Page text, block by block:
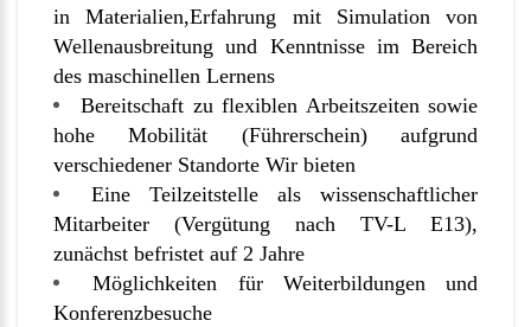
in Materialien,Erfahrung mit Simulation von
Wellenausbreitung und Kenntnisse im Bereich
des maschinellen Lernens
Bereitschaft zu flexiblen Arbeitszeiten sowie
hohe Mobilität (Führerschein) aufgrund
verschiedener Standorte Wir bieten
Eine Teilzeitstelle als wissenschaftlicher
Mitarbeiter (Vergütung nach TV-L E13),
zunächst befristet auf 2 Jahre
Möglichkeiten für Weiterbildungen und
Konferenzbesuche